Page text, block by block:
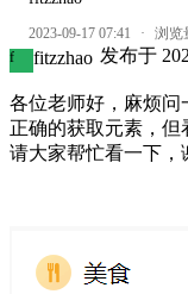
2023-09-17 07:41 · 浏览
f
fitzzhao 发布于
各位老师好，麻烦问
正确的获取元素，但
请大家帮忙看一下，